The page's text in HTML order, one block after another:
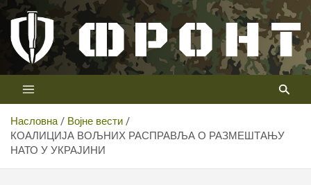
Скип
цонтент
Телевизија ФРОНТ
Први војни канал у Србији
Насловна
Војне вести
КОАЛИЦИЈА ВОЉНИХ РАСПРАВЉА О РАЗМЕШТАЊУ
НАТО У УКРАЈИНИ